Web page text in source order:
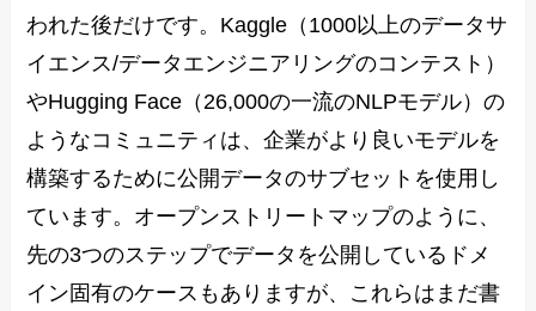
われた後だけです。Kaggle（1000以上のデータサ
イエンス/データエンジニアリングのコンテスト）
やHugging Face（26,000の一流のNLPモデル）の
ようなコミュニティは、企業がより良いモデルを
構築するために公開データのサブセットを使用し
ています。オープンストリートマップのように、
先の3つのステップでデータを公開しているドメ
イン固有のケースもありますが、これらはまだ書